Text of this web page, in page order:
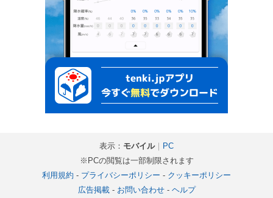
表示： モバイル｜ PC
※PCの閲覧は一部制限されます
利用規約 - プライバシーポリシー - クッキーポリシー
広告掲載- お問い合わせ- ヘルプ